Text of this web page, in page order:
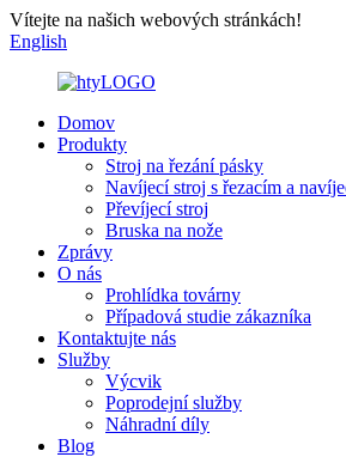
Vítejte na našich webových stránkách!
English
Domov
Produkty
Stroj na řezání pásky
Navíjecí stroj s řezacím a
Převíjecí stroj
Bruska na nože
Zprávy
O nás
Prohlídka továrny
Případová studie zákazníka
Kontaktujte nás
Služby
Výcvik
Poprodejní služby
Náhradní díly
Blog